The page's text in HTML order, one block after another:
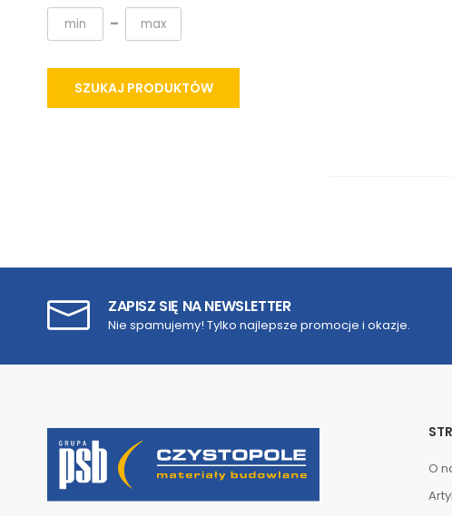
-
SZUKAJ PRODUKTÓW
ZAPISZ SIĘ NA NEWSLETTER
Nie spamujemy! Tylko najlepsze promocje i okazje.
O